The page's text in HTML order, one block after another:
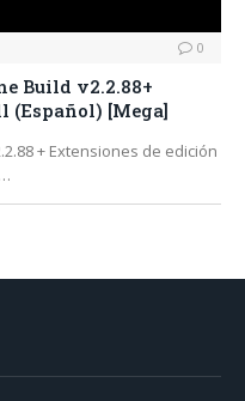
0
Build v2.2.88+
(Español) [Mega]
+ Extensiones de edición